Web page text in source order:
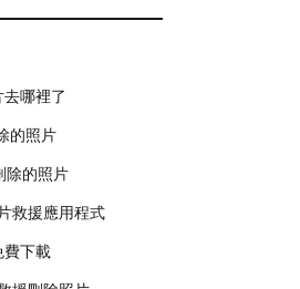
哪裡了
的照片
除的照片
救援應用程式
費下載